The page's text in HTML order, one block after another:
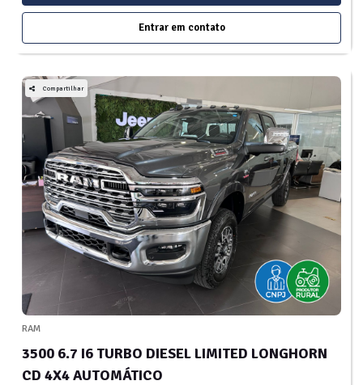
Entrar em contato
Compartilhar
RAM
3500 6.7 I6 TURBO DIESEL LIMITED LONGHORN
CD 4X4 AUTOMÁTICO